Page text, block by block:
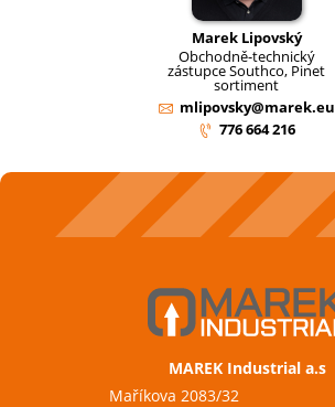
Marek Lipovský
Obchodně-technický
zástupce Southco, Pinet
sortiment
mlipovsky@marek.eu
776 664 216
MAREK Industrial a.s
Maříkova 2083/32